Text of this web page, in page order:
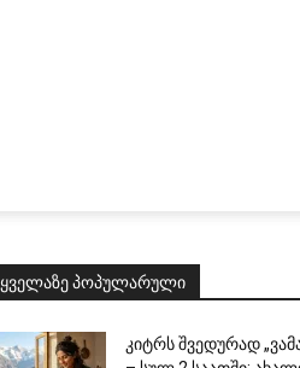
ყველაზე პოპულარული
კიტრს შვედურად